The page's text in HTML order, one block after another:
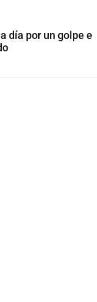
día por un golpe e